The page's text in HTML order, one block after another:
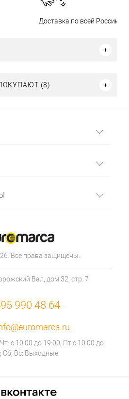
Доставка по всей России
(8)
Все права защищены.
Вал, дом 32, стр. 7
990 48 64
с 10:00 до 19:00; Пт с 10:00 до
Сб, Вс: Выходные